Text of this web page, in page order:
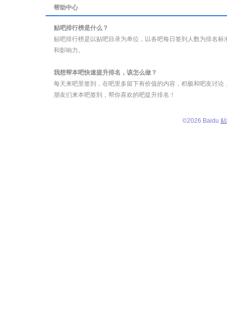
帮助中心
贴吧排行榜是什么？
贴吧排行榜是以贴吧目录为单位，以各吧每日签到人数为排名
和影响力。
我想帮本吧快速提升排名，该怎么做？
每天来吧里签到，在吧里多留下有价值的内容，积极和吧友讨
朋友们来本吧签到，帮你喜欢的吧提升排名！
©2026 Baidu